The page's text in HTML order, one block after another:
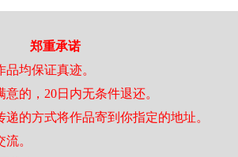
郑重承诺
均保证真迹。
的，20日内无条件退还。
的方式将作品寄到你指定的地址。
。